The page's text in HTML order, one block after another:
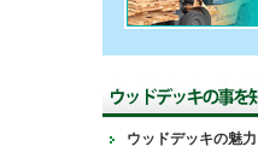
ウッドデッキの魅力